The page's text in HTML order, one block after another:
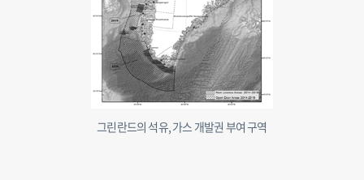
그린란드의 석유, 가스 개발권 부여 구역